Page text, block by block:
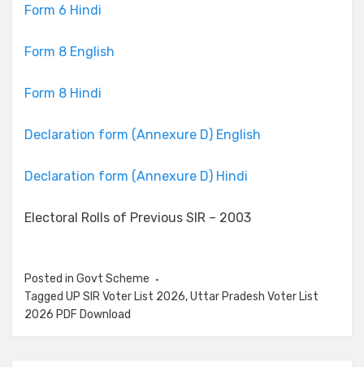
Form 6 Hindi
Form 8 English
Form 8 Hindi
Declaration form (Annexure D) English
Declaration form (Annexure D) Hindi
Electoral Rolls of Previous SIR – 2003
Posted in Govt Scheme
Tagged UP SIR Voter List 2026,Uttar Pradesh Voter List
2026 PDF Download